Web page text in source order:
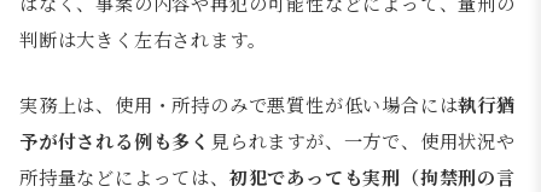
判断は大きく左右されます。
実務上は、使用・所持のみで悪質性が低い場合には執行猶
予が付される例も多く 見られますが、一方で、使用状況や
所持量などによっては、 初犯であっても実刑（拘禁刑の言